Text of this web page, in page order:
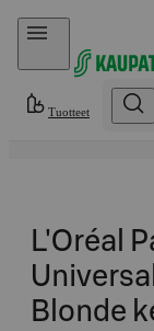
Hyppää sisältöön
Tuotteet
L'Oréal
Blonde